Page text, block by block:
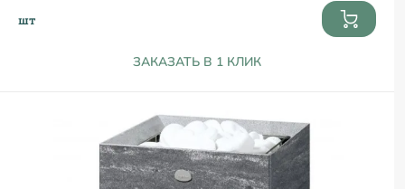
шт
ЗАКАЗАТЬ В 1 КЛИК